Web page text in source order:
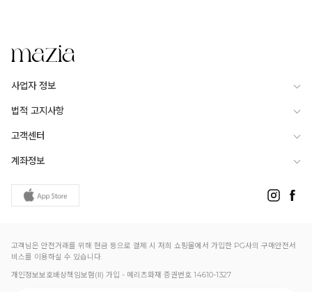
사업자 정보
법적 고지사항
고객센터
계좌정보
고객님은 안전거래를 위해 현금 등으로 결제 시 저희 쇼핑몰에서 가입한 PG사의 구매안전서
비스를 이용하실 수 있습니다.
개인정보보호배상책임보험(Ⅱ) 가입 - 메리츠화재 증권번호 14610-1327